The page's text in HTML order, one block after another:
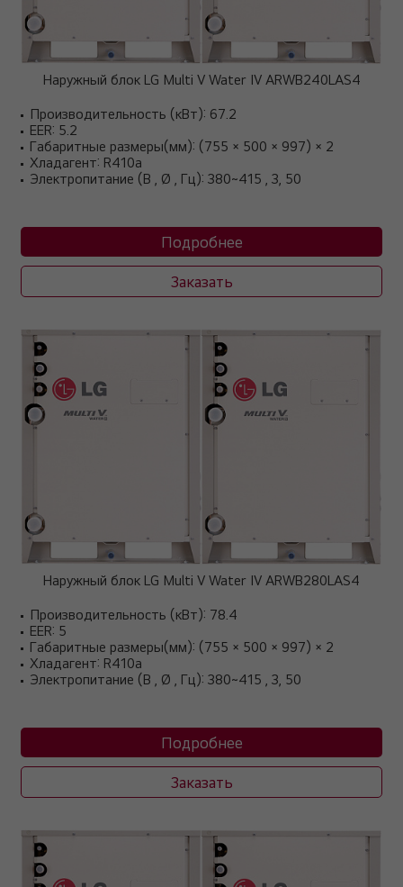
Наружный блок LG Multi V Water IV ARWB240LAS4
Производительность (кВт): 67.2
EER: 5.2
Габаритные размеры(мм): (755 × 500 × 997) × 2
Хладагент: R410a
Электропитание (В , Ø , Гц): 380~415 , 3, 50
Подробнее
Заказать
Наружный блок LG Multi V Water IV ARWB280LAS4
Производительность (кВт): 78.4
EER: 5
Габаритные размеры(мм): (755 × 500 × 997) × 2
Хладагент: R410a
Электропитание (В , Ø , Гц): 380~415 , 3, 50
Подробнее
Заказать